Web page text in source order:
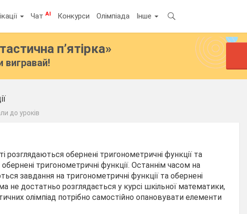
ЧатAI Конкурси Олімпіада Інше
п’ятірка»
вигравай!
до уроків
розглядаються обернені тригонометричні функції та
тригонометричні функції. Останнім часом на
завдання на тригонометричні функції та обернені
не достатньо розглядається у курсі шкільної математики,
олімпіад потрібно самостійно опановувати елементи